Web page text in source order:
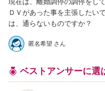
現在は、離婚調停の調停をして
ＤＶがあった事を主張したい
は、通らないものですか？
匿名希望 さん
ベストアンサーに選